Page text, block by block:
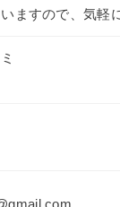
ますので、気軽